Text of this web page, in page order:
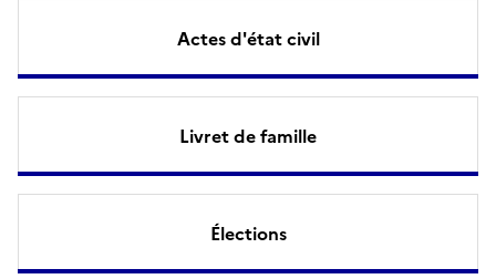
Actes d'état civil
Livret de famille
Élections